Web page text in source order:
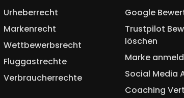
Urheberrecht
Markenrecht
Wettbewerbsrecht
Fluggastrechte
Verbraucherrechte
Google
Trustpilot
löschen
Marke
Social Media
Coaching